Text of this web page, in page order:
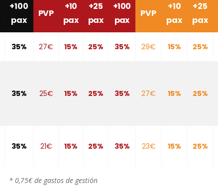
+100
pax
PVP
+10
pax
+25
pax
+100
pax
PVP
+10
pax
+25
pax
35% 27€ 15% 25% 35% 29€ 15% 25%
35% 25€ 15% 25% 35% 27€ 15% 25%
35% 21€ 15% 25% 35% 23€ 15% 25%
* 0,75€ de gastos de gestión